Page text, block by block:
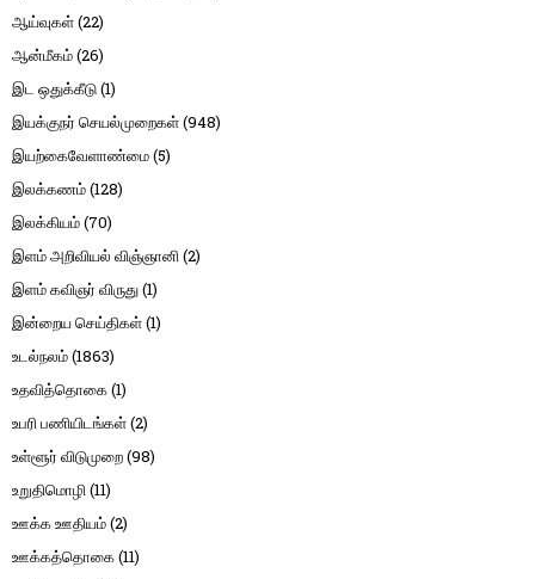
ஆய்வுகள்(22)
ஆன்மீகம்(26)
இட ஒதுக்கீடு(1)
இயக்குநர் செயல்முறைகள்(948)
இயற்கைவேளாண்மை(5)
இலக்கணம்(128)
இலக்கியம்(70)
இளம் அறிவியல் விஞ்ஞானி(2)
இளம் கவிஞர் விருது(1)
இன்றைய செய்திகள்(1)
உடல்நலம்(1863)
உதவித்தொகை(1)
உபரி பணியிடங்கள்(2)
உள்ளூர் விடுமுறை(98)
உறுதிமொழி(11)
ஊக்க ஊதியம்(2)
ஊக்கத்தொகை(11)